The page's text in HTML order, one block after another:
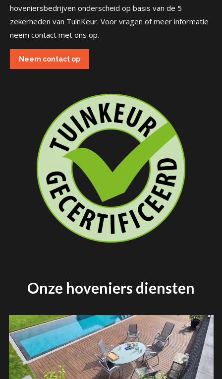
hoveniersbedrijven onderscheid op basis van de 5
zekerheden van TuinKeur. Voor vragen of meer informatie
neem contact met ons op.
Neem contact op
Onze hoveniers diensten